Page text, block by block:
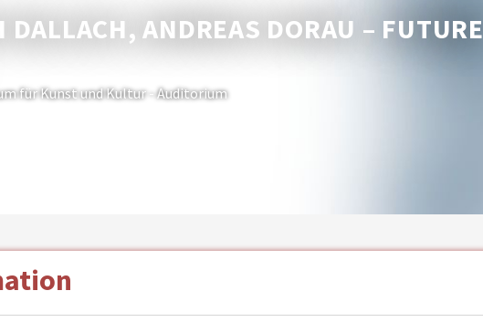
DALLACH, ANDREAS DORAU – FUTURE
für Kunst und Kultur - Auditorium